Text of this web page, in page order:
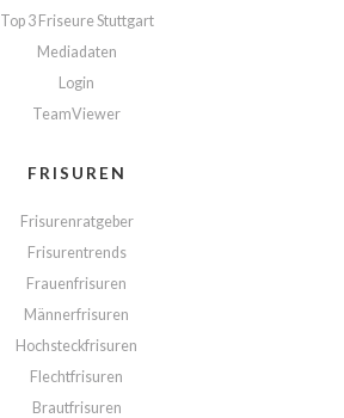
Top 3 Friseure Stuttgart
Mediadaten
Login
TeamViewer
FRISUREN
Frisurenratgeber
Frisurentrends
Frauenfrisuren
Männerfrisuren
Hochsteckfrisuren
Flechtfrisuren
Brautfrisuren